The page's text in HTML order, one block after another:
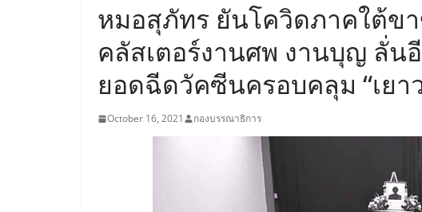
หมอสุภัทร ยันโควิดภาคใต้ข
คลัสเตอร์งานศพ งานบุญ ลั่น
ยอดฉีดวัคซีนครอบคลุม “เยา
October 16, 2021 กองบรรณาธิการ